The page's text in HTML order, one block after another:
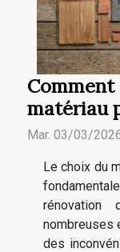
matériau
Mar. 03/03/
Le choix du
rénovation
nombreuses
des